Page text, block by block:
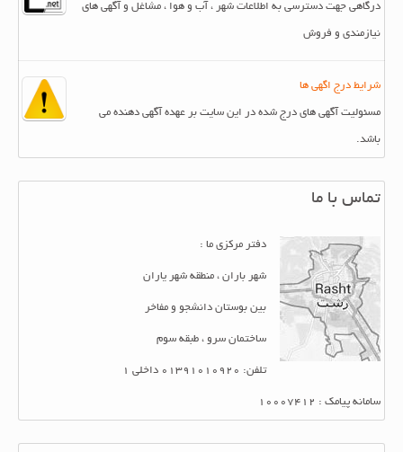
درگاهی جهت دسترسی به اطلاعات شهر ، آب و هوا ، مشاغل و آگهی های
نیازمندی و فروش
شرایط درج اگهی ها
مسئولیت آگهی های درج شده در این سایت بر عهده آگهی دهنده می
باشد.
تماس با ما
دفتر مرکزی ما :
شهر باران ، منطقه شهر یاران
بین بوستان دانشجو و مفاخر
ساختمان سرو ، طبقه سوم
تلفن: 01391010920 داخلی 1
سامانه پیامک : 10007412